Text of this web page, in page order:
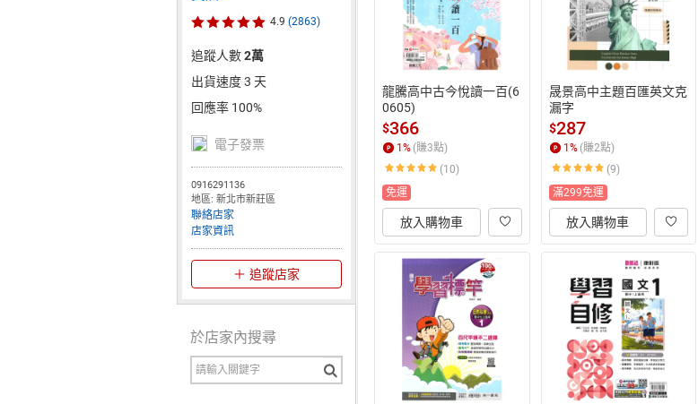
龍騰高中古今悅讀一百(6
0605)
$366
1% (賺3點)
(10)
免運
放入購物車
晟景高中主題百匯英文克
漏字
$287
1% (賺2點)
(9)
滿299免運
放入購物車
4.9 (2863)
追蹤人數2萬
出貨速度 3 天
回應率 100%
電子發票
0916291136
地區: 新北市新莊區
聯絡店家
店家資訊
追蹤店家
於店家內搜尋